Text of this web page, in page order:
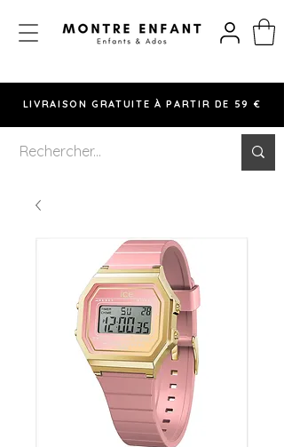
LIVRAISON GRATUITE À PARTIR DE 59 €